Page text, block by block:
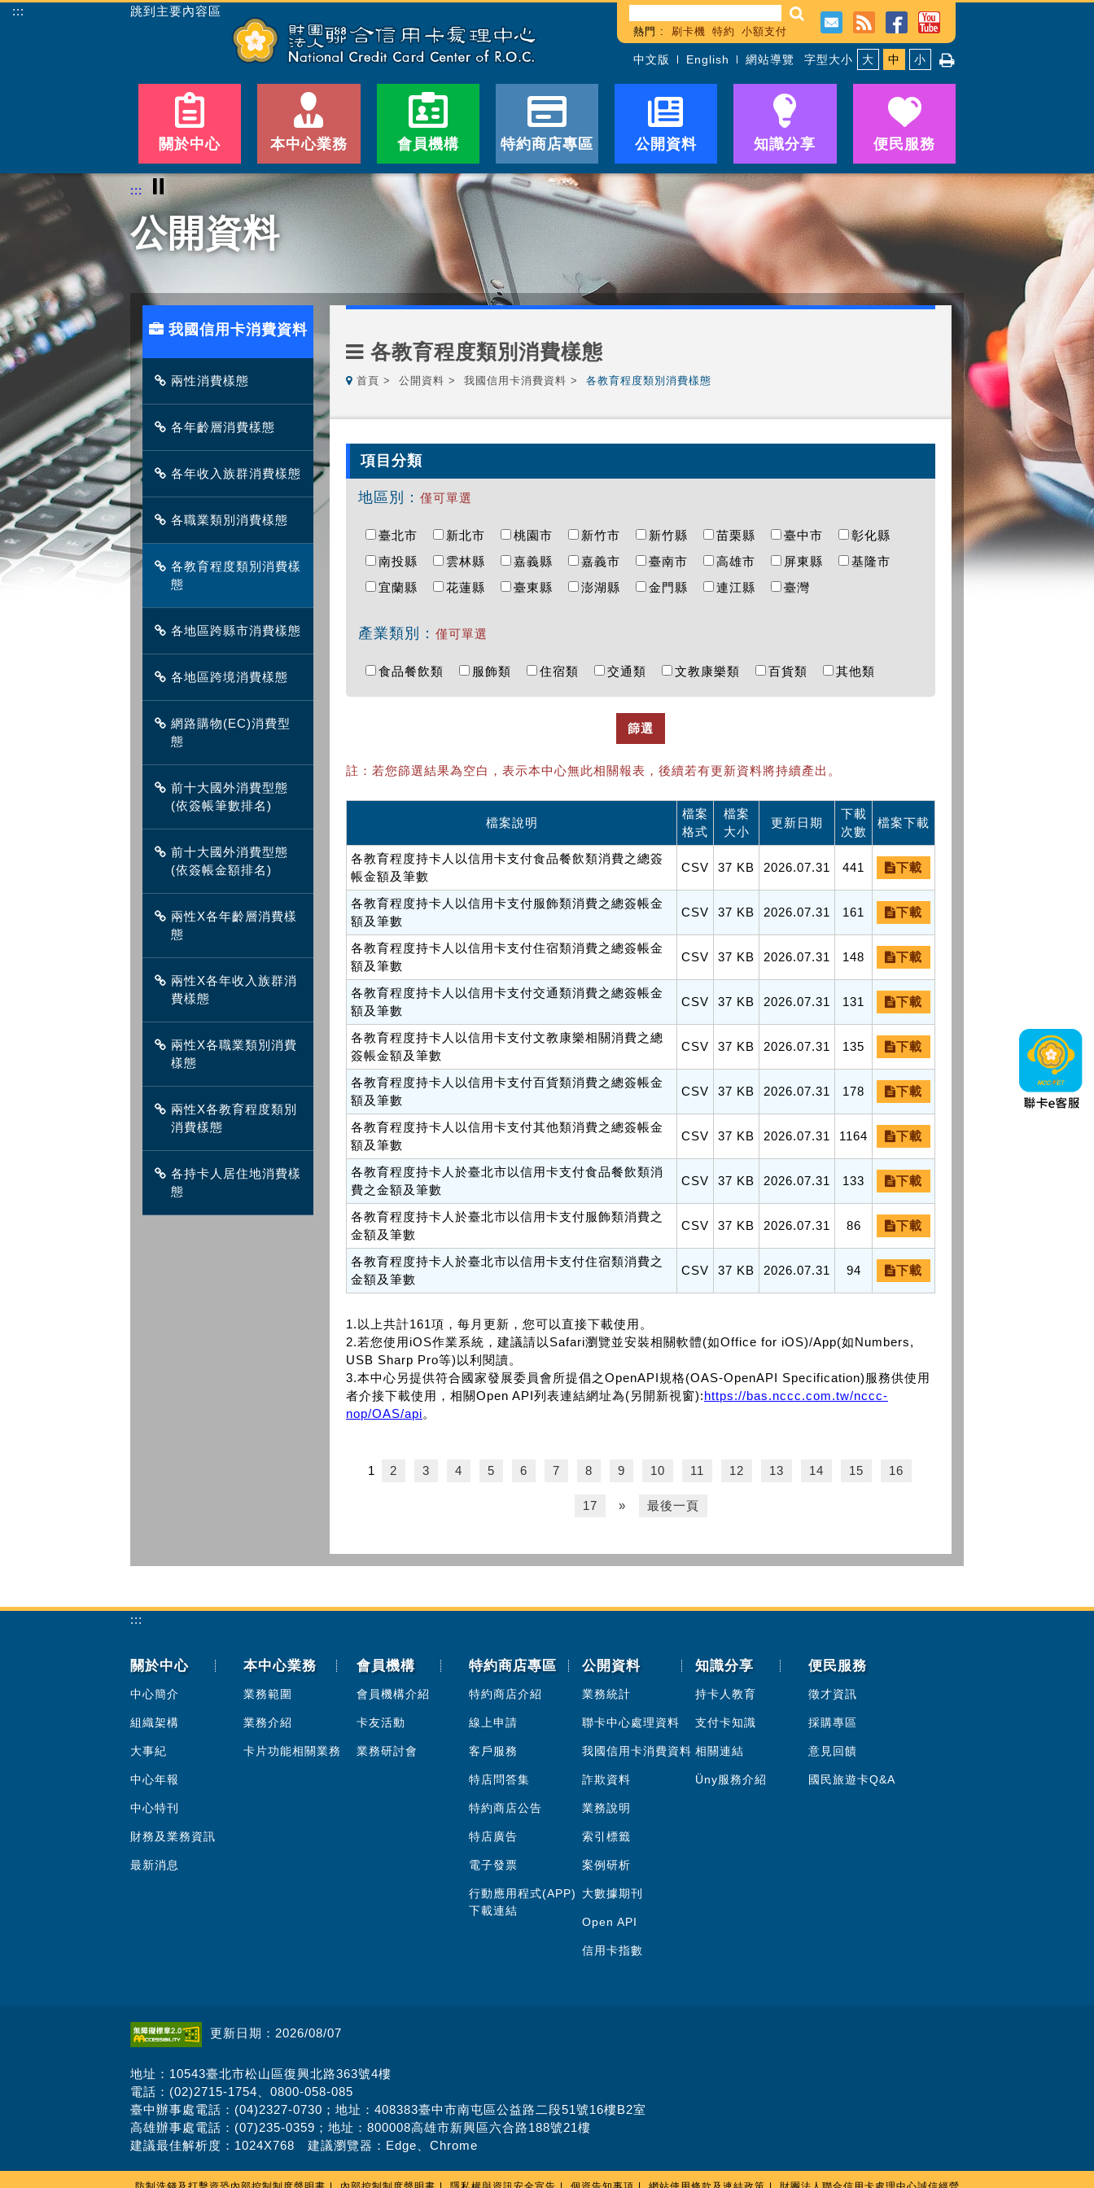
::: 跳到主要內容區
熱門 : 刷卡機 特約 小額支付
中文版 English 網站導覽 字型大小 大 中 小
關於中心 本中心業務 會員機構 特約商店專區 公開資料 知識分享 便民服務
::: ⏸
公開資料
我國信用卡消費資料
兩性消費樣態
各年齡層消費樣態
各年收入族群消費樣態
各職業類別消費樣態
各教育程度類別消費樣
態
各地區跨縣市消費樣態
各地區跨境消費樣態
網路購物(EC)消費型
態
前十大國外消費型態
(依簽帳筆數排名)
前十大國外消費型態
(依簽帳金額排名)
兩性X各年齡層消費樣
態
兩性X各年收入族群消
費樣態
兩性X各職業類別消費
樣態
兩性X各教育程度類別
消費樣態
各持卡人居住地消費樣
態
各教育程度類別消費樣態
首頁 公開資料 我國信用卡消費資料 各教育程度類別消費樣態
項目分類
地區別： 僅可單選
臺北市 新北市 桃園市 新竹市 新竹縣 苗栗縣 臺中市
彰化縣
南投縣
雲林縣 嘉義縣 嘉義市 臺南市 高雄市 屏東縣
基隆市
宜蘭縣
花蓮縣 臺東縣 澎湖縣 金門縣 連江縣 臺灣
產業類別： 僅可單選
食品餐飲類 服飾類 住宿類 交通類 文教康樂類 百貨類 其他類
篩選
註：若您篩選結果為空白，表示本中心無此相關報表，後續若有更新資料將持續產出。
檔案說明
檔案
格式
檔案
大小
更新日期
下載
次數
檔案下載
各教育程度持卡人以信用卡支付食品餐飲類消費之總簽
帳金額及筆數
CSV 37 KB 2026.07.31 441 下載
各教育程度持卡人以信用卡支付服飾類消費之總簽帳金
額及筆數
CSV 37 KB 2026.07.31 161 下載
各教育程度持卡人以信用卡支付住宿類消費之總簽帳金
額及筆數
CSV 37 KB 2026.07.31 148 下載
各教育程度持卡人以信用卡支付交通類消費之總簽帳金
額及筆數
CSV 37 KB 2026.07.31 131 下載
各教育程度持卡人以信用卡支付文教康樂相關消費之總
簽帳金額及筆數
CSV 37 KB 2026.07.31 135 下載
各教育程度持卡人以信用卡支付百貨類消費之總簽帳金
額及筆數
CSV 37 KB 2026.07.31 178 下載
各教育程度持卡人以信用卡支付其他類消費之總簽帳金
額及筆數
CSV 37 KB 2026.07.31 1164 下載
各教育程度持卡人於臺北市以信用卡支付食品餐飲類消
費之金額及筆數
CSV 37 KB 2026.07.31 133 下載
各教育程度持卡人於臺北市以信用卡支付服飾類消費之
金額及筆數
CSV 37 KB 2026.07.31 86 下載
各教育程度持卡人於臺北市以信用卡支付住宿類消費之
金額及筆數
CSV 37 KB 2026.07.31 94 下載
1.以上共計161項，每月更新，您可以直接下載使用。
2.若您使用iOS作業系統，建議請以Safari瀏覽並安裝相關軟體(如Office for iOS)/App(如Numbers,
USB Sharp Pro等)以利閱讀。
3.本中心另提供符合國家發展委員會所提倡之OpenAPI規格(OAS-OpenAPI Specification)服務供使用
者介接下載使用，相關Open API列表連結網址為(另開新視窗):https://bas.nccc.com.tw/nccc-
nop/OAS/api。
1 2 3 4 5 6 7 8 9 10 11 12 13 14 15 16
17 » 最後一頁
:::
關於中心
中心簡介
組織架構
大事紀
中心年報
中心特刊
財務及業務資訊
最新消息
本中心業務
業務範圍
業務介紹
卡片功能相關業務
會員機構
會員機構介紹
卡友活動
業務研討會
特約商店專區
特約商店介紹
線上申請
客戶服務
特店問答集
特約商店公告
特店廣告
電子發票
行動應用程式(APP)
下載連結
公開資料
業務統計
聯卡中心處理資料
我國信用卡消費資料
詐欺資料
業務說明
索引標籤
案例研析
大數據期刊
Open API
信用卡指數
知識分享
持卡人教育
支付卡知識
相關連結
Üny服務介紹
便民服務
徵才資訊
採購專區
意見回饋
國民旅遊卡Q&A
更新日期：2026/08/07
地址：10543臺北市松山區復興北路363號4樓
電話：(02)2715-1754、0800-058-085
臺中辦事處電話：(04)2327-0730；地址：408383臺中市南屯區公益路二段51號16樓B2室
高雄辦事處電話：(07)235-0359；地址：800008高雄市新興區六合路188號21樓
建議最佳解析度：1024X768 建議瀏覽器：Edge、Chrome